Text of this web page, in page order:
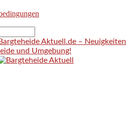
Bargteheide Aktuell.de – Neuigkeiten
und Umgebung!